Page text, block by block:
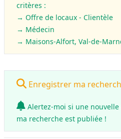
critères :
→ Offre de locaux - Clientèle
→ Médecin
→ Maisons-Alfort, Val-de-
Enregistrer ma
Alertez-moi si une
ma recherche est publiée !